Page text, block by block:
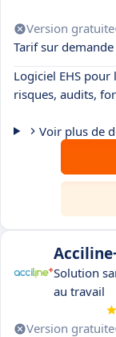
Version gratuite
Tarif sur demande
Logiciel EHS
risques, audits,
Voir plus de
Solution
au travail
Version gratuite